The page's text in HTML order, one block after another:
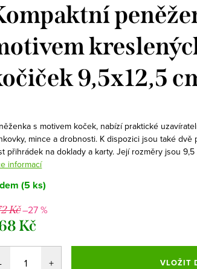
9,5x12,5
s motivem koček, nabízí praktické
mince a drobnosti. K dispozici jsou také dvě
přihrádek na doklady a karty. Její rozměry jsou 9,5
informací
(5 ks)
Kč–27 %
Kč
VLOŽIT